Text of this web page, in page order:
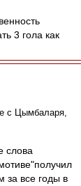
3 гола как
с Цымбаларя,
слова
за все годы в